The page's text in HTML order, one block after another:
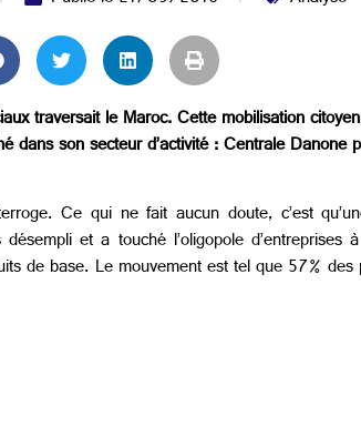
traversait le Maroc. Cette mobilisation
son secteur d’activité : Centrale Danone
Ce qui ne fait aucun doute, c’est
et a touché l’oligopole
de base. Le mouvement est tel que 57%